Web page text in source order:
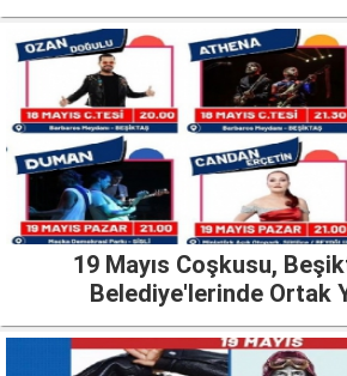
19 Mayıs Coşkusu,
Belediye'lerinde Ortak